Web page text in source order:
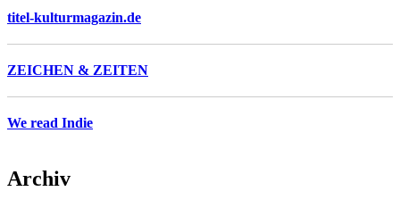
titel-kulturmagazin.de
ZEICHEN & ZEITEN
We read Indie
Archiv